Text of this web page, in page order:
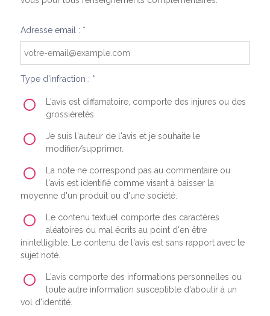
Adresse email : *
Type d'infraction : *
L'avis est diffamatoire, comporte des injures ou des
grossièretés.
Je suis l'auteur de l'avis et je souhaite le
modifier/supprimer.
La note ne correspond pas au commentaire ou
l'avis est identifié comme visant à baisser la
moyenne d'un produit ou d'une société.
Le contenu textuel comporte des caractères
aléatoires ou mal écrits au point d'en être
inintelligible. Le contenu de l'avis est sans rapport avec le
sujet noté.
L'avis comporte des informations personnelles ou
toute autre information susceptible d'aboutir à un
vol d'identité.